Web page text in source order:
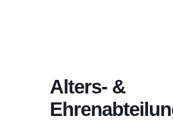
Alters- &